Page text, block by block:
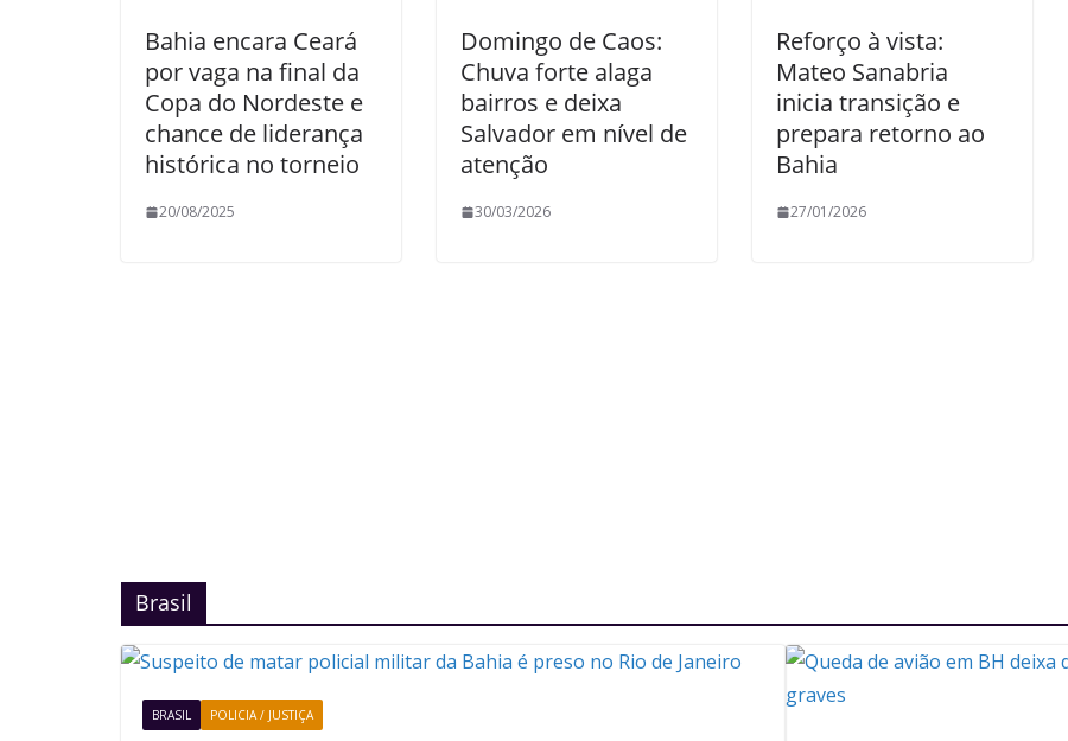
Bahia encara Ceará
por vaga na final da
Copa do Nordeste e
chance de liderança
histórica no torneio
20/08/2025
Domingo de Caos:
Chuva forte alaga
bairros e deixa
Salvador em nível de
atenção
30/03/2026
Reforço à vista:
Mateo Sanabria
inicia transição e
prepara retorno ao
Bahia
27/01/2026
Brasil
BRASIL POLICIA / JUSTIÇA